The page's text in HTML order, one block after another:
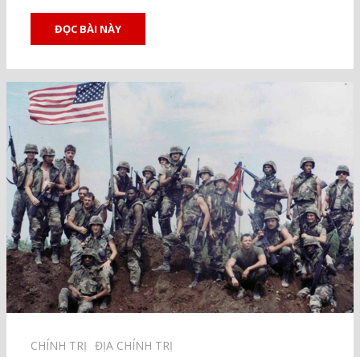
ĐỌC BÀI NÀY
CHÍNH TRỊ⠀ ĐỊA CHÍNH TRỊ⠀